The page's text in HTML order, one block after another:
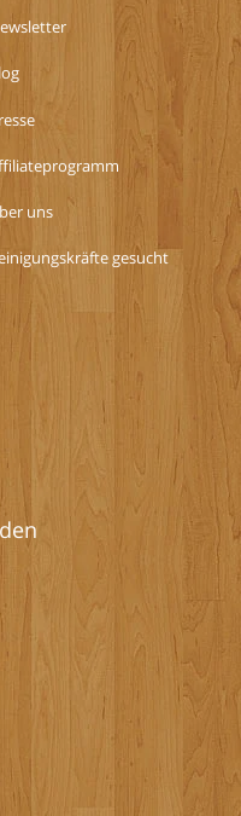
uns
gesucht